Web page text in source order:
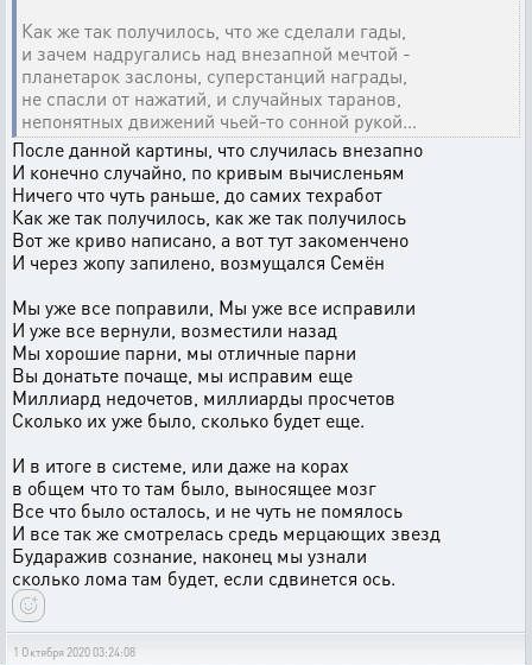
Как же так получилось, что же сделали гады,
и зачем надругались над внезапной мечтой -
планетарок заслоны, суперстанций награды,
не спасли от нажатий, и случайных таранов,
непонятных движений чьей-то сонной рукой...
После данной картины, что случилась внезапно
И конечно случайно, по кривым вычисленьям
Ничего что чуть раньше, до самих техработ
Как же так получилось, как же так получилось
Вот же криво написано, а вот тут закоменчено
И через жопу запилено, возмущался Семён
Мы уже все поправили, Мы уже все исправили
И уже все вернули, возместили назад
Мы хорошие парни, мы отличные парни
Вы донатьте почаще, мы исправим еще
Миллиард недочетов, миллиарды просчетов
Сколько их уже было, сколько будет еще.
И в итоге в системе, или даже на корах
в общем что то там было, выносящее мозг
Все что было осталось, и не чуть не помялось
И все так же смотрелась средь мерцающих звезд
Бударажив сознание, наконец мы узнали
сколько лома там будет, если сдвинется ось.
1 Октября 2020 03:24:08